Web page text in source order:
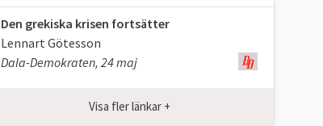
Den grekiska krisen fortsätter
Lennart Götesson
Dala-Demokraten, 24 maj
Visa fler länkar +